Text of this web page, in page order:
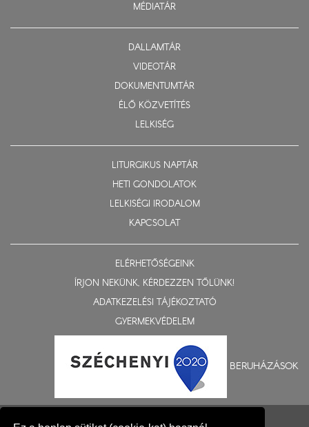
MÉDIATÁR
DALLAMTÁR
VIDEOTÁR
DOKUMENTUMTÁR
ÉLŐ KÖZVETÍTÉS
LELKISÉG
LITURGIKUS NAPTÁR
HETI GONDOLATOK
LELKISÉGI IRODALOM
KAPCSOLAT
ELÉRHETŐSÉGEINK
ÍRJON NEKÜNK, KÉRDEZZEN TŐLÜNK!
ADATKEZELÉSI TÁJÉKOZTATÓ
GYERMEKVÉDELEM
BERUHÁZÁSOK